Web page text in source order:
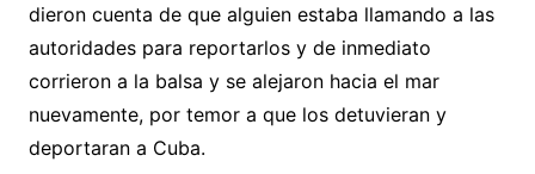
dieron cuenta de que alguien estaba llamando a las
autoridades para reportarlos y de inmediato
corrieron a la balsa y se alejaron hacia el mar
nuevamente, por temor a que los detuvieran y
deportaran a Cuba.